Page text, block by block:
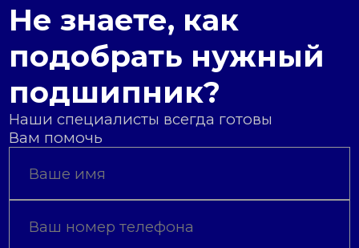
Не знаете, как
подобрать нужный
подшипник?
Наши специалисты всегда готовы
Вам помочь